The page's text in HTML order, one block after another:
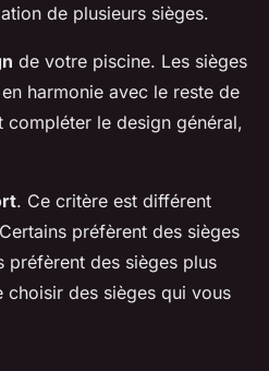
de plusieurs sièges.
de votre piscine. Les sièges
harmonie avec le reste de
le design général,
. Ce critère est différent
préfèrent des sièges
préfèrent des sièges plus
des sièges qui vous